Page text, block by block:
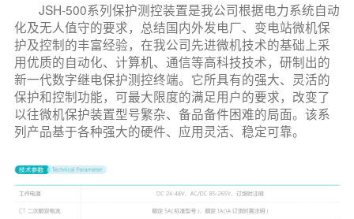
JSH-500系列保护测控装置是我公司根据电力系统自动
化及无人值守的要求，总结国内外发电厂、变电站微机保
护及控制的丰富经验，在我公司先进微机技术的基础上采
用优质的自动化、计算机、通信等高科技技术，研制出的
新一代数字继电保护测控终端。它所具有的强大、灵活的
保护和控制功能，可最大限度的满足用户的要求，改变了
以往微机保护装置型号繁杂、备品备件困难的局面。该系
列产品基于各种强大的硬件、应用灵活、稳定可靠。